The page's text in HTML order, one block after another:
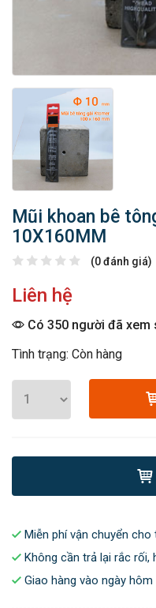
Mũi khoan bê
10X160MM
(0 đánh giá)
Liên hệ
Có 350 người đã xem
Tình trạng: Còn hàng
Miễn phí vận chuyển
Không cần trả lại rắc rối,
Giao hàng vào ngày